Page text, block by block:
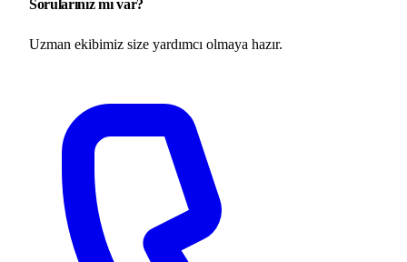
Sorularınız mı var?
Uzman ekibimiz size yardımcı olmaya hazır.